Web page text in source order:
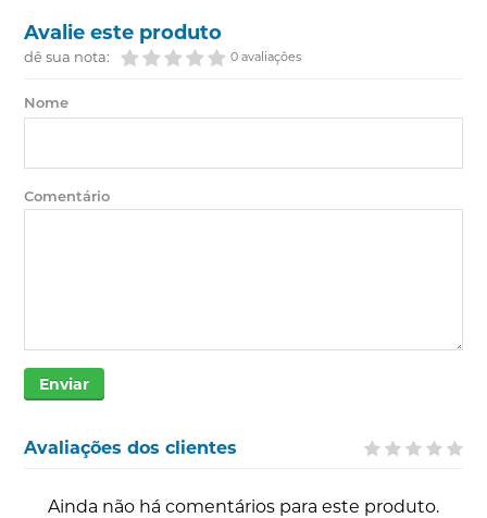
Avalie este produto
0 avaliações
dê sua nota:
Nome
Comentário
Enviar
Avaliações dos clientes
Ainda não há comentários para este produto.